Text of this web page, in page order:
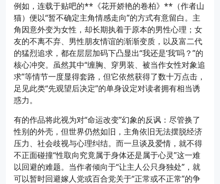
例如，连载于贴吧的**《花开娇艳的卷柏》**（作者山
猫）便以“暂不确定主角情感走向”的方式有意留白。主
角因意外变为女性，却长期执着于原本的男性心理；女
友的不离不弃、男性朋友情谊的渐渐变质，以及富二代
的猛烈追求，都在层层加码下凸显出“我还是‘我’吗？”的
核心冲突。虽然其中“缠胸、穿男装、被当作女性对象追
求”等情节一度显得套路，但它依然获得了数十万点击，
足见此类“先观望后决定”的单身设定对读者拥有相当诱
惑力。
有的作品将此视为对“命运改变”幻象的反讽：尽管换了
性别的外壳，但世界仍然如旧，主角依旧无法摆脱经济
压力、社会歧视与心理纠结。而一旦谈及爱情，就不得
不正面碰撞“性取向究竟属于身体还是属于心灵”这一难
以回避的难题。当作者倾向于“让主人公只身独处”，就
可以暂时回避嫁人党或百合党关于“正常或不正常”的争